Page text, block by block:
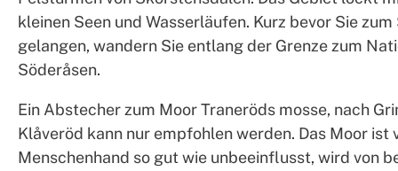
kleinen Seen und Wasserläufen. Kurz bevor Sie
gelangen, wandern Sie entlang der Grenze zum
Söderåsen.
Ein Abstecher zum Moor Traneröds mosse, nach
Klåveröd kann nur empfohlen werden. Das Moor ist
Menschenhand so gut wie unbeeinflusst, wird von